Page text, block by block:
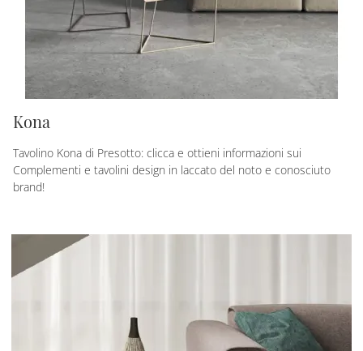
Kona
Tavolino Kona di Presotto: clicca e ottieni informazioni sui
Complementi e tavolini design in laccato del noto e conosciuto
brand!